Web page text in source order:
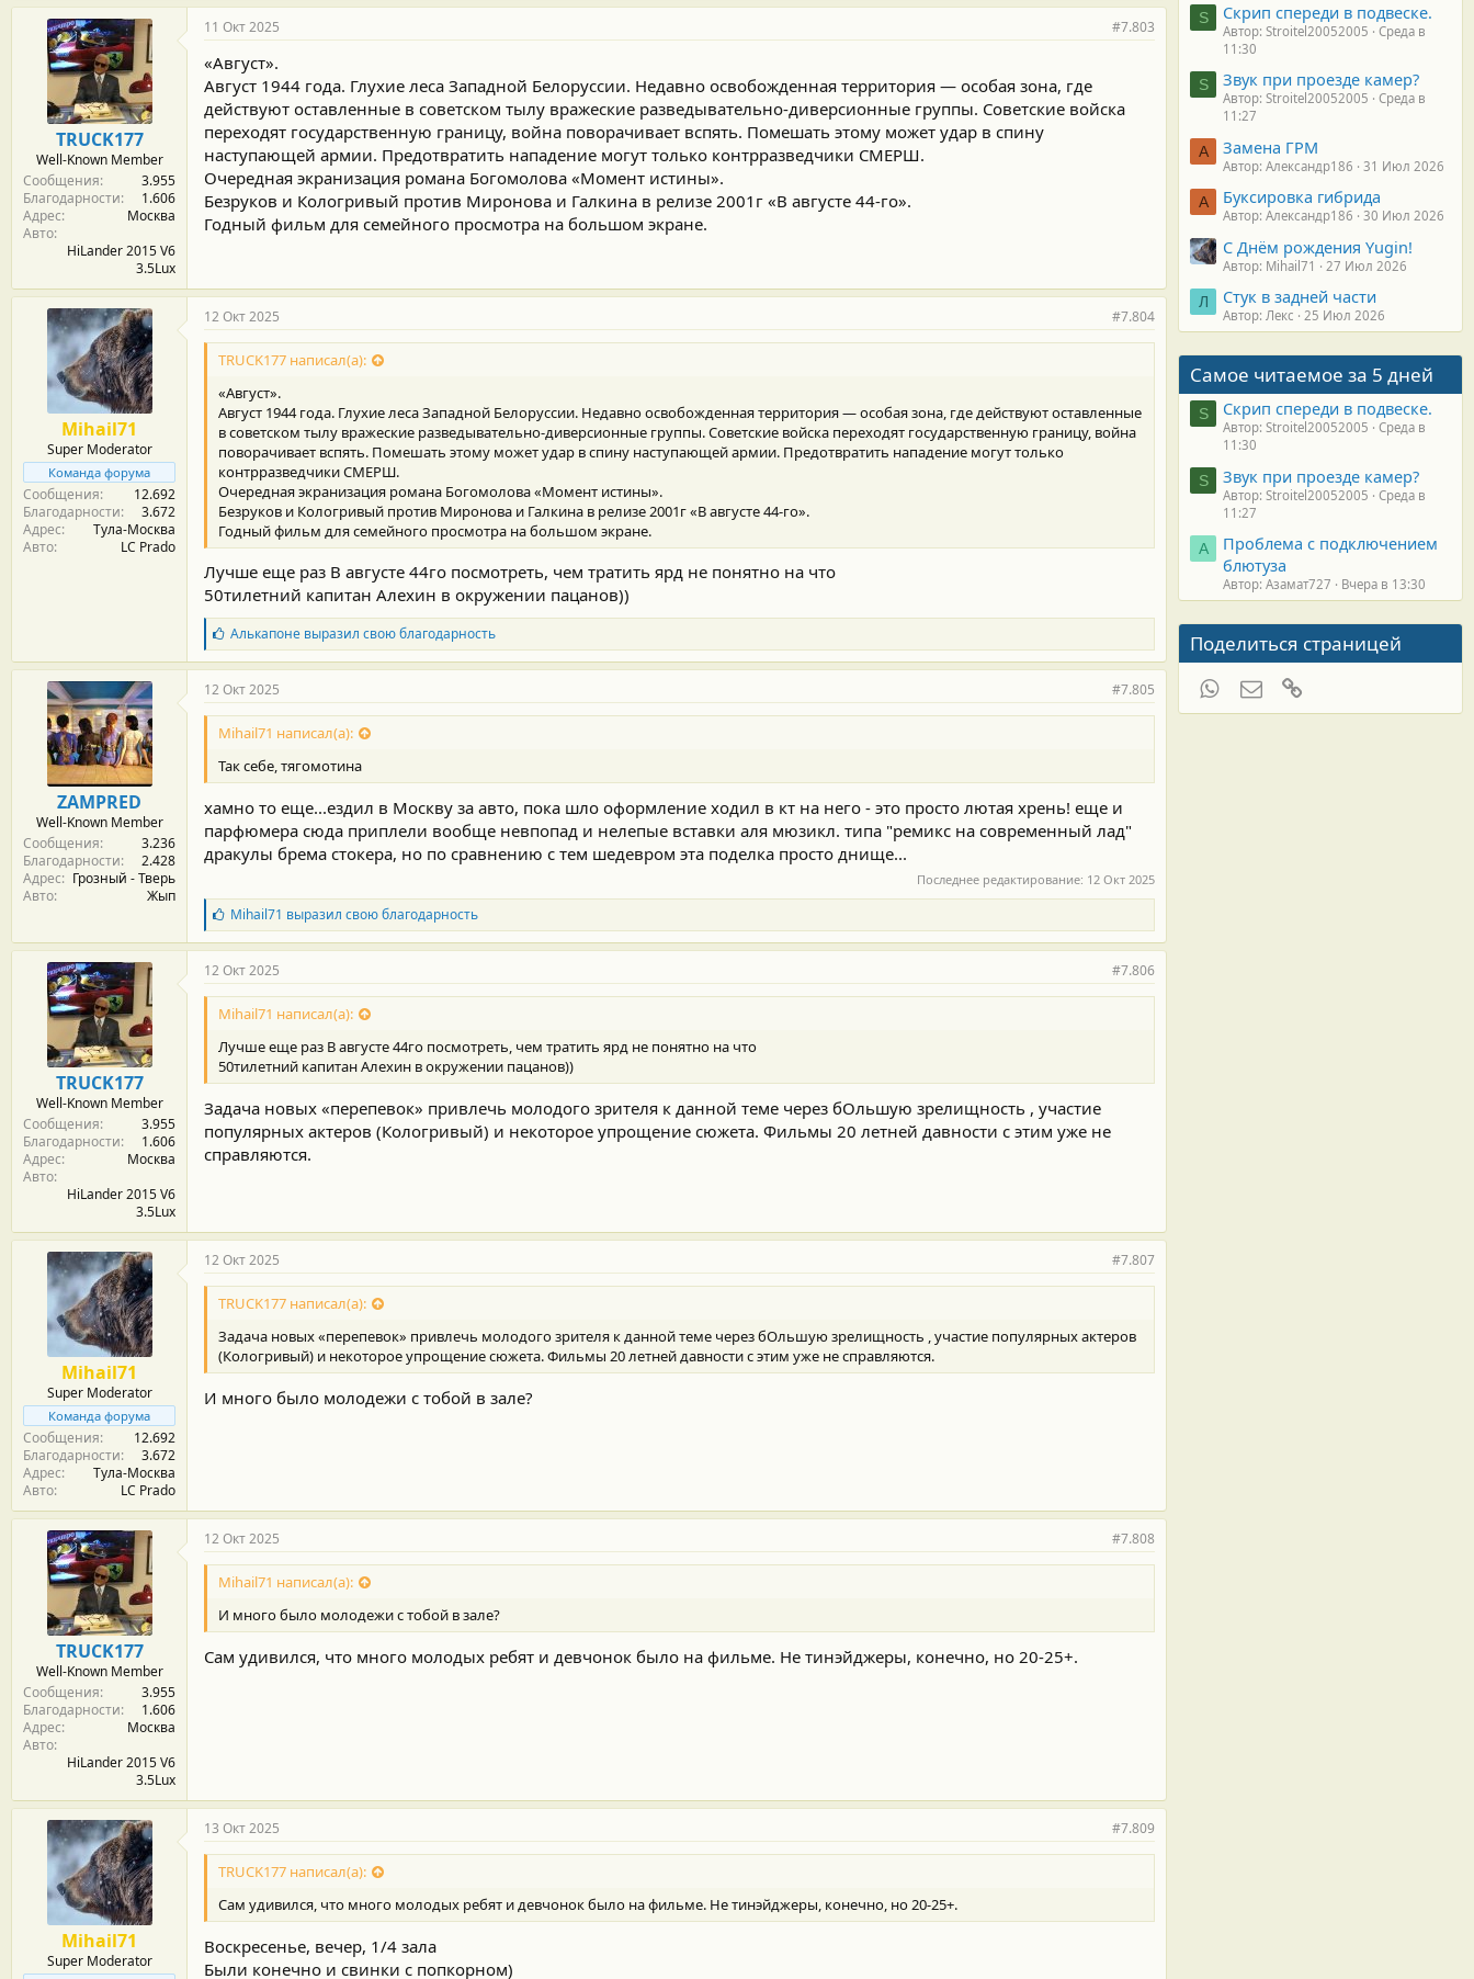
TRUCK177
Well-Known Member
Сообщения
3.955
Благодарности
1.606
Адрес
Москва
Авто
HiLander 2015 V6
3.5Lux
11 Окт 2025 #7.803
«Август».
Август 1944 года. Глухие леса Западной Белоруссии. Недавно освобожденная территория — особая зона, где
действуют оставленные в советском тылу вражеские разведывательно-диверсионные группы. Советские войска
переходят государственную границу, война поворачивает вспять. Помешать этому может удар в спину
наступающей армии. Предотвратить нападение могут только контрразведчики СМЕРШ.
Очередная экранизация романа Богомолова «Момент истины».
Безруков и Кологривый против Миронова и Галкина в релизе 2001г «В августе 44-го».
Годный фильм для семейного просмотра на большом экране.
Mihail71
Super Moderator
Команда форума
Сообщения
12.692
Благодарности
3.672
Адрес
Тула-Москва
Авто
LC Prado
12 Окт 2025 #7.804
TRUCK177 написал(а):
«Август».
Август 1944 года. Глухие леса Западной Белоруссии. Недавно освобожденная территория — особая зона, где действуют оставленные
в советском тылу вражеские разведывательно-диверсионные группы. Советские войска переходят государственную границу, война
поворачивает вспять. Помешать этому может удар в спину наступающей армии. Предотвратить нападение могут только
контрразведчики СМЕРШ.
Очередная экранизация романа Богомолова «Момент истины».
Безруков и Кологривый против Миронова и Галкина в релизе 2001г «В августе 44-го».
Годный фильм для семейного просмотра на большом экране.
Лучше еще раз В августе 44го посмотреть, чем тратить ярд не понятно на что
50тилетний капитан Алехин в окружении пацанов))
Б
л
а
г
о
д
а
н
с
т
и
:
Алькапоневыразил свою благодарность
ZAMPRED
Well-Known Member
Сообщения
3.236
Благодарности
2.428
Адрес
Грозный - Тверь
Авто
Жып
12 Окт 2025 #7.805
Mihail71 написал(а):
Так себе, тягомотина
хамно то еще...ездил в Москву за авто, пока шло оформление ходил в кт на него - это просто лютая хрень! еще и
парфюмера сюда приплели вообще невпопад и нелепые вставки аля мюзикл. типа "ремикс на современный лад"
дракулы брема стокера, но по сравнению с тем шедевром эта поделка просто днище...
Последнее редактирование: 12 Окт 2025
Б
л
а
г
о
д
а
н
о
с
т
и
:
Mihail71 выразил свою благодарность
TRUCK177
Well-Known Member
Сообщения
3.955
Благодарности
1.606
Адрес
Москва
Авто
HiLander 2015 V6
3.5Lux
12 Окт 2025 #7.806
Mihail71 написал(а):
Лучше еще раз В августе 44го посмотреть, чем тратить ярд не понятно на что
50тилетний капитан Алехин в окружении пацанов))
Задача новых «перепевок» привлечь молодого зрителя к данной теме через бОльшую зрелищность , участие
популярных актеров (Кологривый) и некоторое упрощение сюжета. Фильмы 20 летней давности с этим уже не
справляются.
Mihail71
Super Moderator
Команда форума
Сообщения
12.692
Благодарности
3.672
Адрес
Тула-Москва
Авто
LC Prado
12 Окт 2025 #7.807
TRUCK177 написал(а):
Задача новых «перепевок» привлечь молодого зрителя к данной теме через бОльшую зрелищность , участие популярных актеров
(Кологривый) и некоторое упрощение сюжета. Фильмы 20 летней давности с этим уже не справляются.
И много было молодежи с тобой в зале?
TRUCK177
Well-Known Member
Сообщения
3.955
Благодарности
1.606
Адрес
Москва
Авто
HiLander 2015 V6
3.5Lux
12 Окт 2025 #7.808
Mihail71 написал(а):
И много было молодежи с тобой в зале?
Сам удивился, что много молодых ребят и девчонок было на фильме. Не тинэйджеры, конечно, но 20-25+.
Mihail71
Super Moderator
13 Окт 2025 #7.809
TRUCK177 написал(а):
Сам удивился, что много молодых ребят и девчонок было на фильме. Не тинэйджеры, конечно, но 20-25+.
Воскресенье, вечер, 1/4 зала
Были конечно и свинки с попкорном)
S Скрип спереди в подвеске.
Автор: Stroitel20052005
Среда в
11:30
S Звук при проезде камер?
Автор: Stroitel20052005
Среда в
11:27
А Замена ГРМ
Автор: Александр186 31 Июл 2026
А Буксировка гибрида
Автор: Александр186 30 Июл 2026
С Днём рождения Yugin!
Автор: Mihail71 27 Июл 2026
Л Стук в задней части
Автор: Лекс 25 Июл 2026
Самое читаемое за 5 дней
S Скрип спереди в подвеске.
Автор: Stroitel20052005
Среда в
11:30
S Звук при проезде камер?
Автор: Stroitel20052005
Среда в
11:27
А
Проблема с подключением
блютуза
Автор: Азамат727 Вчера в 13:30
Поделиться страницей
WhatsAppЭлектронная почта